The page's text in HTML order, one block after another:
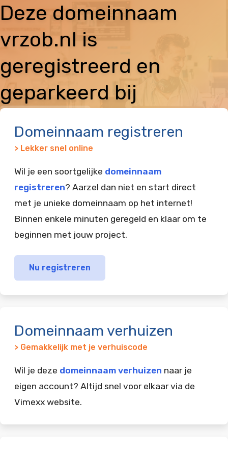
Deze domeinnaam
vrzob.nl is
geregistreerd en
geparkeerd bij
Domeinnaam registreren
> Lekker snel online
Wil je een soortgelijke domeinnaam
registreren? Aarzel dan niet en start direct
met je unieke domeinnaam op het internet!
Binnen enkele minuten geregeld en klaar om te
beginnen met jouw project.
Nu registreren
Domeinnaam verhuizen
> Gemakkelijk met je verhuiscode
Wil je deze domeinnaam verhuizen naar je
eigen account? Altijd snel voor elkaar via de
Vimexx website.